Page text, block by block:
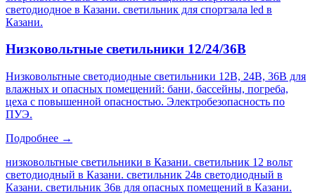
светодиодное в Казани. светильник для спортзала led в
Казани.
Низковольтные светильники 12/24/36В
Низковольтные светодиодные светильники 12В, 24В, 36В для
влажных и опасных помещений: бани, бассейны, погреба,
цеха с повышенной опасностью. Электробезопасность по
ПУЭ.
Подробнее →
низковольтные светильники в Казани. светильник 12 вольт
светодиодный в Казани. светильник 24в светодиодный в
Казани. светильник 36в для опасных помещений в Казани.